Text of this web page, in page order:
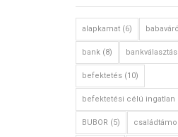
alapkamat (6)
bank (8) bankválasztás
befektetés (10)
befektetési célú ingatlan
BUBOR (5)